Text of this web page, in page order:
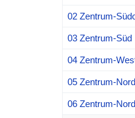
02 Zentrum-
03 Zentrum-Süd
04 Zentrum-
05 Zentrum-
06 Zentrum-Nord